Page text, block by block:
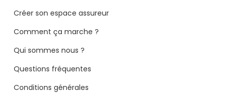
Créer son espace assureur
Comment ça marche ?
Qui sommes nous ?
Questions fréquentes
Conditions générales